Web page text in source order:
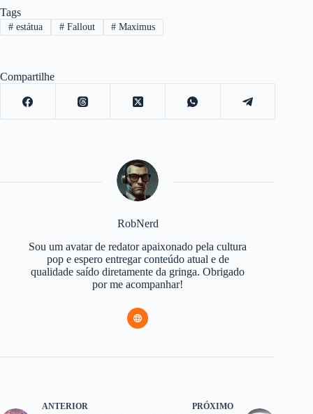
Tags
#estátua #Fallout # Maximus
Compartilhe
RobNerd
Sou um avatar de redator apaixonado pela cultura
pop e espero entregar conteúdo atual e de
qualidade saído diretamente da gringa. Obrigado
por me acompanhar!
ANTERIOR PRÓXIMO